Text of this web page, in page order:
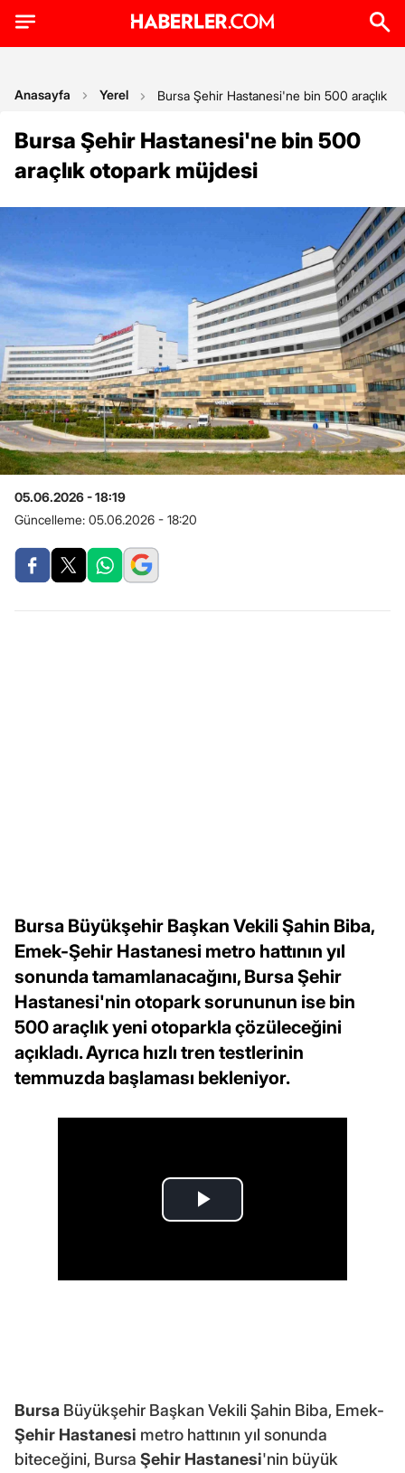
Anasayfa Yerel Bursa Şehir Hastanesi'ne bin 500 araçlık
Bursa Şehir Hastanesi'ne bin 500
araçlık otopark müjdesi
05.06.2026 - 18:19
Güncelleme: 05.06.2026 - 18:20
Bursa Büyükşehir Başkan Vekili Şahin Biba,
Emek-Şehir Hastanesi metro hattının yıl
sonunda tamamlanacağını, Bursa Şehir
Hastanesi'nin otopark sorununun ise bin
500 araçlık yeni otoparkla çözüleceğini
açıkladı. Ayrıca hızlı tren testlerinin
temmuzda başlaması bekleniyor.
Bursa Büyükşehir Başkan Vekili Şahin Biba, Emek-
Şehir Hastanesi metro hattının yıl sonunda
biteceğini, Bursa Şehir Hastanesi'nin büyük